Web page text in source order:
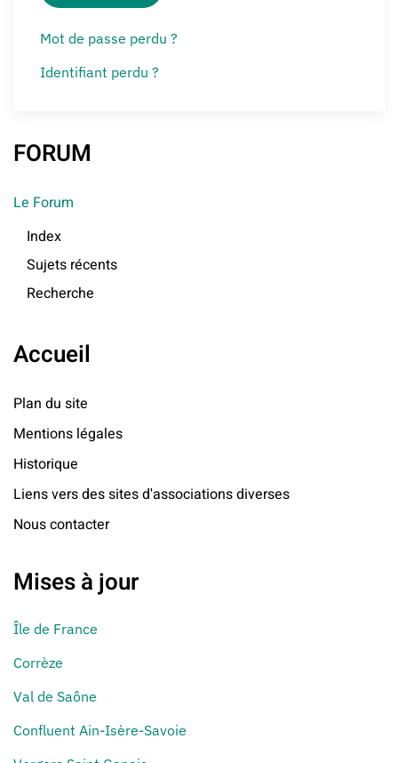
Mot de passe perdu ?
Identifiant perdu ?
FORUM
Le Forum
Index
Sujets récents
Recherche
Accueil
Plan du site
Mentions légales
Historique
Liens vers des sites d'associations diverses
Nous contacter
Mises à jour
Île de France
Corrèze
Val de Saône
Confluent Ain-Isère-Savoie